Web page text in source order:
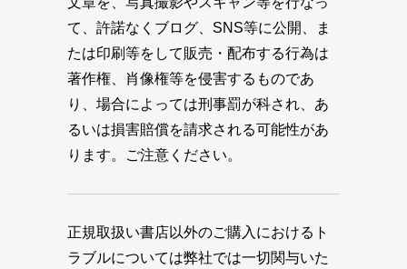
て、許諾なくブログ、SNS等に公開、ま
たは印刷等をして販売・配布する行為は
著作権、肖像権等を侵害するものであ
り、場合によっては刑事罰が科され、あ
るいは損害賠償を請求される可能性があ
ります。ご注意ください。
正規取扱い書店以外のご購入におけるト
ラブルについては弊社では一切関与いた